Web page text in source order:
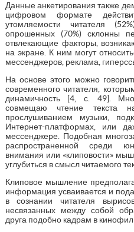
Данные анкетирования также
цифровом формате
утомляемости читателя
опрошенных (70%) склонны
отвлекающие факторы,
на экране. К ним могут
мессенджеров, реклама,
На основе этого можно
современного читателя,
динамичность [4, с. 49].
совмещаю чтение текста
прослушиванием музыки,
Интернет-платформах, или
мессенджере. Подобная
распространенной среди
внимания или «клиповости»
углубиться в смысл читаемого
Клиповое мышление
информация усваивается и
в сознании читателя
несвязанных между собой
друга подобно кадрам в